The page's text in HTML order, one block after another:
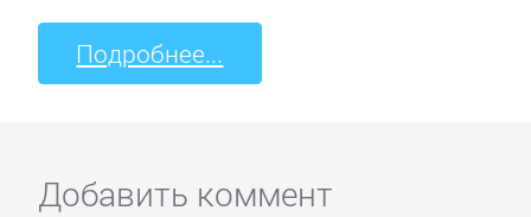
Подробнее...
Добавить коммент